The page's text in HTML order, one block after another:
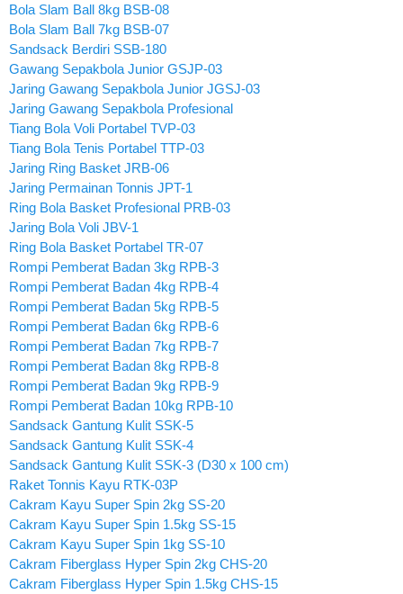
Bola Slam Ball 8kg BSB-08
Bola Slam Ball 7kg BSB-07
Sandsack Berdiri SSB-180
Gawang Sepakbola Junior GSJP-03
Jaring Gawang Sepakbola Junior JGSJ-03
Jaring Gawang Sepakbola Profesional
Tiang Bola Voli Portabel TVP-03
Tiang Bola Tenis Portabel TTP-03
Jaring Ring Basket JRB-06
Jaring Permainan Tonnis JPT-1
Ring Bola Basket Profesional PRB-03
Jaring Bola Voli JBV-1
Ring Bola Basket Portabel TR-07
Rompi Pemberat Badan 3kg RPB-3
Rompi Pemberat Badan 4kg RPB-4
Rompi Pemberat Badan 5kg RPB-5
Rompi Pemberat Badan 6kg RPB-6
Rompi Pemberat Badan 7kg RPB-7
Rompi Pemberat Badan 8kg RPB-8
Rompi Pemberat Badan 9kg RPB-9
Rompi Pemberat Badan 10kg RPB-10
Sandsack Gantung Kulit SSK-5
Sandsack Gantung Kulit SSK-4
Sandsack Gantung Kulit SSK-3 (D30 x 100 cm)
Raket Tonnis Kayu RTK-03P
Cakram Kayu Super Spin 2kg SS-20
Cakram Kayu Super Spin 1.5kg SS-15
Cakram Kayu Super Spin 1kg SS-10
Cakram Fiberglass Hyper Spin 2kg CHS-20
Cakram Fiberglass Hyper Spin 1.5kg CHS-15